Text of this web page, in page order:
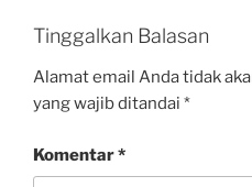
Tinggalkan Balasan
Alamat email Anda tidak
yang wajib ditandai *
Komentar*